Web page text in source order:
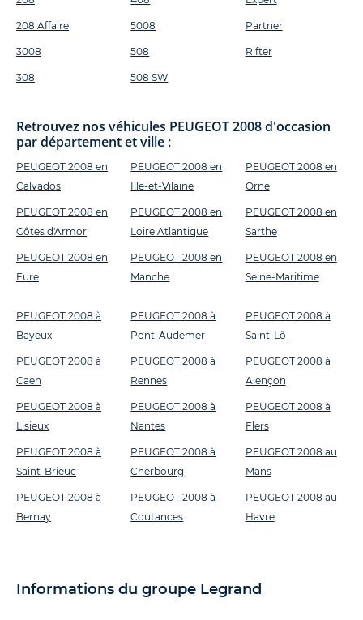
208 Affaire
3008
308
5008
508
508 SW
Partner
Rifter
Retrouvez nos véhicules PEUGEOT 2008 d'occasion
par département et ville :
PEUGEOT 2008 en
Calvados
PEUGEOT 2008 en
Côtes d'Armor
PEUGEOT 2008 en
Eure
PEUGEOT 2008 en
Ille-et-Vilaine
PEUGEOT 2008 en
Loire Atlantique
PEUGEOT 2008 en
Manche
PEUGEOT 2008 en
Orne
PEUGEOT 2008 en
Sarthe
PEUGEOT 2008 en
Seine-Maritime
PEUGEOT 2008 à
Bayeux
PEUGEOT 2008 à
Caen
PEUGEOT 2008 à
Lisieux
PEUGEOT 2008 à
Saint-Brieuc
PEUGEOT 2008 à
Bernay
PEUGEOT 2008 à
Pont-Audemer
PEUGEOT 2008 à
Rennes
PEUGEOT 2008 à
Nantes
PEUGEOT 2008 à
Cherbourg
PEUGEOT 2008 à
Coutances
PEUGEOT 2008 à
Saint-Lô
PEUGEOT 2008 à
Alençon
PEUGEOT 2008 à
Flers
PEUGEOT 2008 au
Mans
PEUGEOT 2008 au
Havre
Informations du groupe Legrand